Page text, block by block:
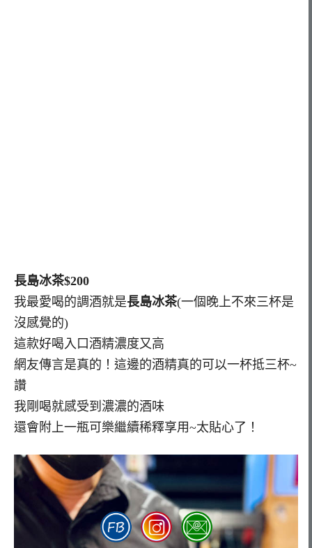
長島冰茶$200
我最愛喝的調酒就是長島冰茶(一個晚上不來三杯是
沒感覺的)
這款好喝入口酒精濃度又高
網友傳言是真的！這邊的酒精真的可以一杯抵三杯~
讚
我剛喝就感受到濃濃的酒味
還會附上一瓶可樂繼續稀釋享用~太貼心了！